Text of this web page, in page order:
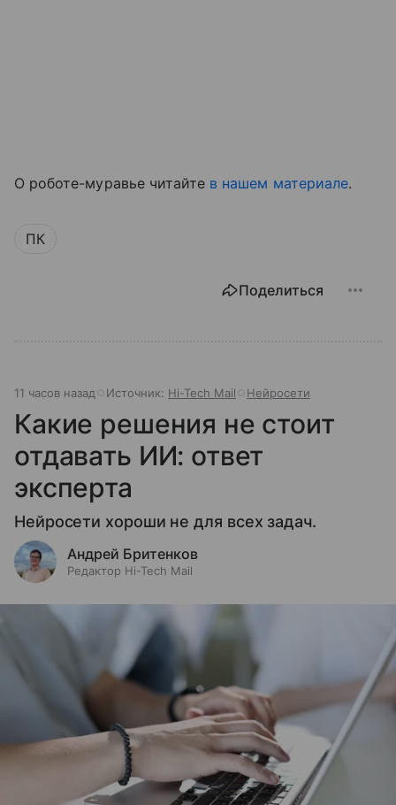
О роботе-муравье читайте в нашем материале.
ПК
Поделиться
11 часов назад Источник: Hi-Tech Mail Нейросети
Какие решения не стоит
отдавать ИИ: ответ
эксперта
Нейросети хороши не для всех задач.
Андрей Бритенков
Редактор Hi-Tech Mail